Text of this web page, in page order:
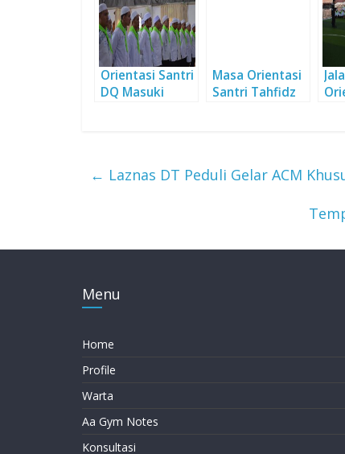
Orientasi Santri
DQ Masuki
Masa Orientasi
Santri Tahfidz
← Laznas DT Peduli Gelar ACM
Menu
Home
Profile
Warta
Aa Gym Notes
Konsultasi